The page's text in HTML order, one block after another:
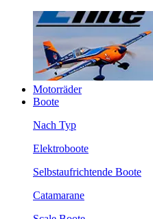
Motorräder
Boote
Nach Typ
Elektroboote
Selbstaufrichtende Boote
Catamarane